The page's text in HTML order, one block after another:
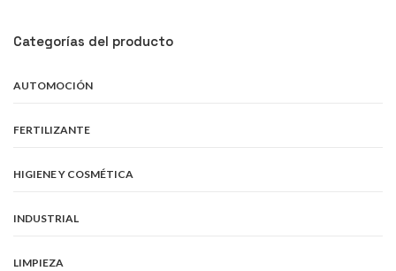
Categorías del producto
AUTOMOCIÓN
FERTILIZANTE
HIGIENE Y COSMÉTICA
INDUSTRIAL
LIMPIEZA